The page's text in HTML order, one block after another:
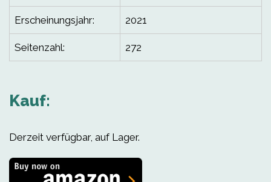
Erscheinungsjahr: 2021
Seitenzahl: 272
Kauf:
Derzeit verfügbar, auf Lager.